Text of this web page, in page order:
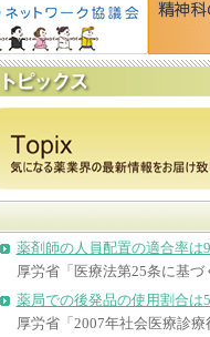
薬剤師の人員配置の適合率は
厚労省「医療法第25条に基づ
薬局での後発品の使用割合は
厚労省「2007年社会医療診療